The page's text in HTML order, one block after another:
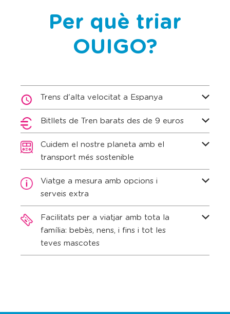
Per què triar
OUIGO?
Trens d'alta velocitat a Espanya
Bitllets de Tren barats des de 9 euros
Cuidem el nostre planeta amb el
transport més sostenible
Viatge a mesura amb opcions i
serveis extra
Facilitats per a viatjar amb tota la
família: bebès, nens, i fins i tot les
teves mascotes